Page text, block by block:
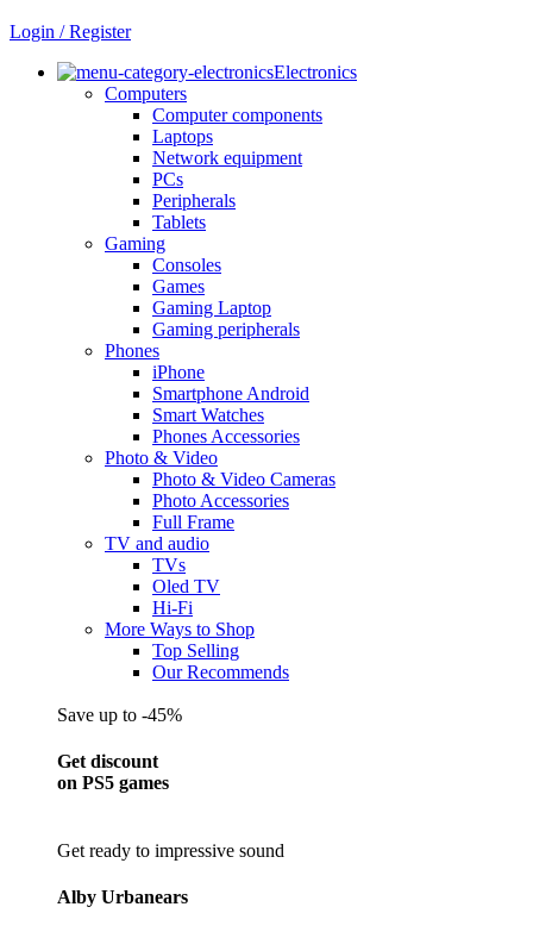
Login / Register
Electronics
Computers
Computer components
Laptops
Network equipment
PCs
Peripherals
Tablets
Gaming
Consoles
Games
Gaming Laptop
Gaming peripherals
Phones
iPhone
Smartphone Android
Smart Watches
Phones Accessories
Photo & Video
Photo & Video Cameras
Photo Accessories
Full Frame
TV and audio
TVs
Oled TV
Hi-Fi
More Ways to Shop
Top Selling
Our Recommends
Save up to -45%
Get discount
on PS5 games
Get ready to impressive sound
Alby Urbanears